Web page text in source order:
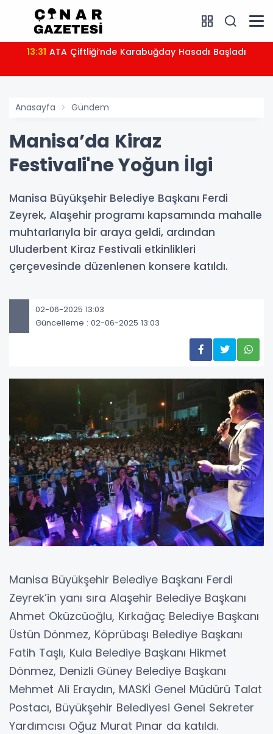
13:31 ATA Çiftliği’nde Karabuğday Hasadı Başladı
Anasayfa Gündem
Manisa’da Kiraz
Festivali'ne Yoğun İlgi
Manisa Büyükşehir Belediye Başkanı Ferdi
Zeyrek, Alaşehir programı kapsamında mahalle
muhtarlarıyla bir araya geldi, ardından
Uluderbent Kiraz Festivali etkinlikleri
çerçevesinde düzenlenen konsere katıldı.
02-06-2025 13:03
Güncelleme : 02-06-2025 13:03
Manisa Büyükşehir Belediye Başkanı Ferdi
Zeyrek’in yanı sıra Alaşehir Belediye Başkanı
Ahmet Öküzcüoğlu, Kırkağaç Belediye Başkanı
Üstün Dönmez, Köprübaşı Belediye Başkanı
Fatih Taşlı, Kula Belediye Başkanı Hikmet
Dönmez, Denizli Güney Belediye Başkanı
Mehmet Ali Eraydın, MASKİ Genel Müdürü Talat
Postacı, Büyükşehir Belediyesi Genel Sekreter
Yardımcısı Oğuz Murat Pınar da katıldı.